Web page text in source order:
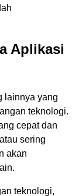
Aplikasi
lainnya yang
teknologi.
cepat dan
sering
akan
teknologi,